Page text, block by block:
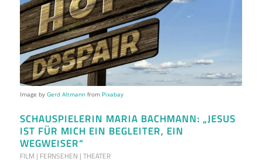
Image by Gerd Altmannfrom Pixabay
SCHAUSPIELERIN MARIA BACHMANN: „JESUS
IST FÜR MICH EIN BEGLEITER, EIN
WEGWEISER“
FILM | FERNSEHEN | THEATER